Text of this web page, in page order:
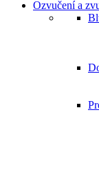
Ozvučení a